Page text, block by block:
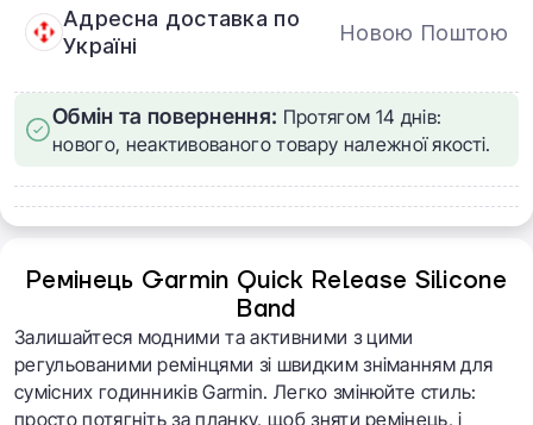
Адресна доставка по
Україні
Новою Поштою
Обмін та повернення: Протягом 14 днів:
нового, неактивованого товару належної якості.
Ремінець Garmin Quick Release Silicone
Band
Залишайтеся модними та активними з цими
регульованими ремінцями зі швидким зніманням для
сумісних годинників Garmin. Легко змінюйте стиль:
просто потягніть за планку, щоб зняти ремінець, і